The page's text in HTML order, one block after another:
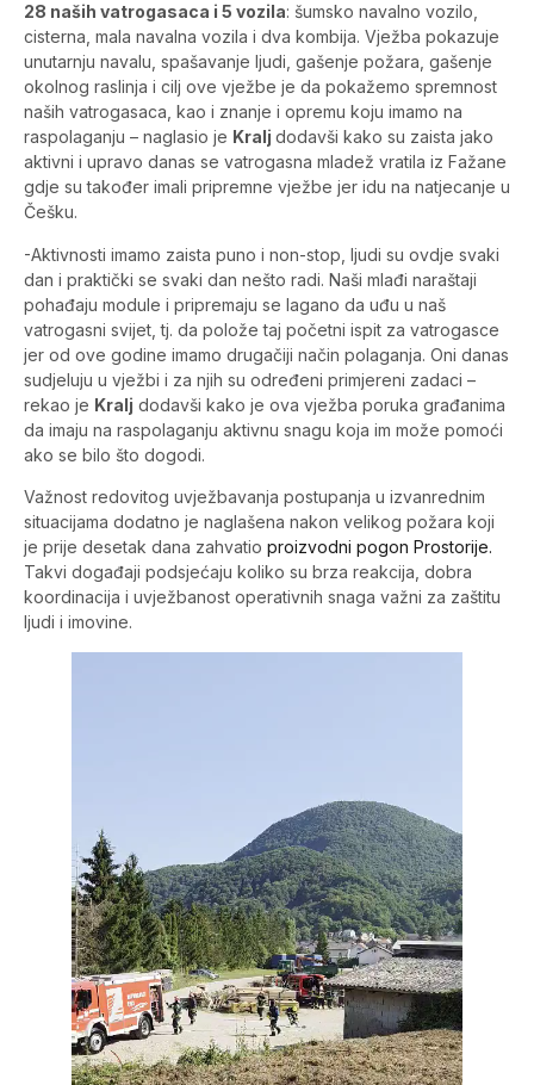
28 naših vatrogasaca i 5 vozila: šumsko navalno vozilo,
cisterna, mala navalna vozila i dva kombija. Vježba pokazuje
unutarnju navalu, spašavanje ljudi, gašenje požara, gašenje
okolnog raslinja i cilj ove vježbe je da pokažemo spremnost
naših vatrogasaca, kao i znanje i opremu koju imamo na
raspolaganju – naglasio je Kralj dodavši kako su zaista jako
aktivni i upravo danas se vatrogasna mladež vratila iz Fažane
gdje su također imali pripremne vježbe jer idu na natjecanje u
Češku.
-Aktivnosti imamo zaista puno i non-stop, ljudi su ovdje svaki
dan i praktički se svaki dan nešto radi. Naši mlađi naraštaji
pohađaju module i pripremaju se lagano da uđu u naš
vatrogasni svijet, tj. da polože taj početni ispit za vatrogasce
jer od ove godine imamo drugačiji način polaganja. Oni danas
sudjeluju u vježbi i za njih su određeni primjereni zadaci –
rekao je Kralj dodavši kako je ova vježba poruka građanima
da imaju na raspolaganju aktivnu snagu koja im može pomoći
ako se bilo što dogodi.
Važnost redovitog uvježbavanja postupanja u izvanrednim
situacijama dodatno je naglašena nakon velikog požara koji
je prije desetak dana zahvatio proizvodni pogon Prostorije.
Takvi događaji podsjećaju koliko su brza reakcija, dobra
koordinacija i uvježbanost operativnih snaga važni za zaštitu
ljudi i imovine.